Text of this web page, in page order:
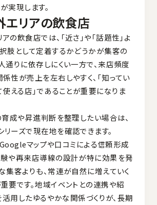
実現します。
エリアの飲食店
の飲食店では、「近さ」や「話題性」よ
肢として定着するかどうかが集客の
通りに依存しにくい一方で、来店頻度
性が売上を左右しやすく、「知ってい
使える店」であることが重要になりま
育成や昇進判断を整理したい場合は、
リーズで現在地を確認できます。
マップや口コミによる信頼形成
験や再来店導線の設計が特に効果を発
集客よりも、常連が自然に増えていく
要です。地域イベントとの連携や紹
用したゆるやかな関係づくりが、長期